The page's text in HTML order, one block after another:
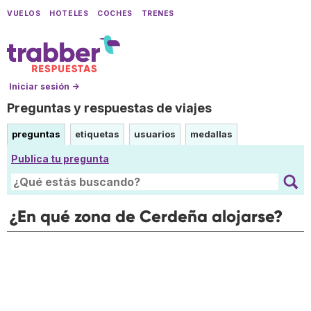
VUELOS HOTELES COCHES TRENES
Iniciar sesión →
Preguntas y respuestas de viajes
preguntas etiquetas usuarios medallas
Publica tu pregunta
¿En qué zona de Cerdeña alojarse?